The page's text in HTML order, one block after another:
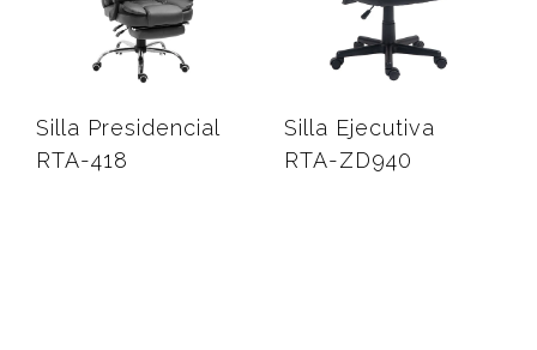
Silla Presidencial
RTA-418
Silla Ejecutiva
RTA-ZD940